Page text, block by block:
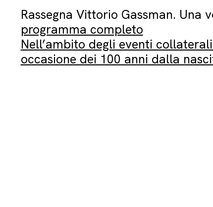
Rassegna Vittorio Gassman. Una
programma completo
Nell’ambito degli eventi
occasione dei 100 anni dalla